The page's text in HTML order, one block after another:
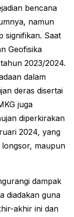
bencana
namun
signifikan. Saat
Geofisika
2023/2024.
dalam
deras disertai
juga
diperkirakan
2024, yang
maupun
dampak
diadakan guna
akhir ini dan